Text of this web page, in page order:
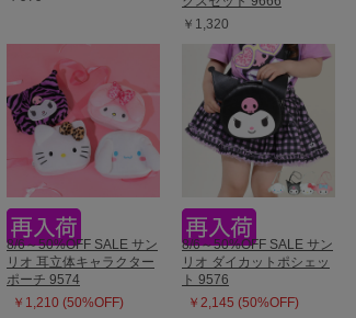
￥1,320
8/6～50%OFF SALE サン
リオ 耳立体キャラクター
ポーチ 9574
￥1,210 (50%OFF)
8/6～50%OFF SALE サン
リオ ダイカットポシェッ
ト 9576
￥2,145 (50%OFF)